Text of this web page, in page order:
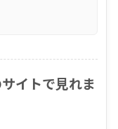
イトで見れま